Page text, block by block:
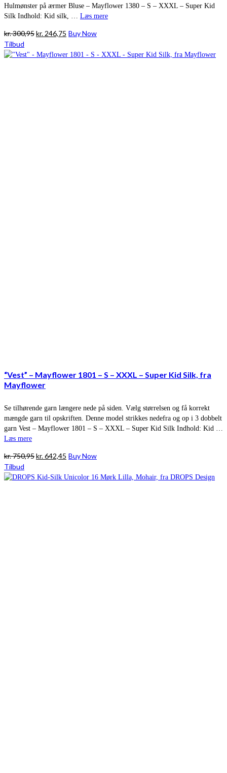
Hulmønster på ærmer Bluse – Mayflower 1380 – S – XXXL – Super Kid
Silk Indhold: Kid silk, … Læs mere
kr.300,95Den
pris
kr. 246,75 Den
pris
Buy Now
Tilbud
“Vest” – Mayflower 1801 – S – XXXL – Super Kid Silk, fra
Mayflower
Se tilhørende garn længere nede på siden. Vælg størrelsen og få korrekt
mængde garn til opskriften. Denne model strikkes nedefra og op i 3 dobbelt
garn Vest – Mayflower 1801 – S – XXXL – Super Kid Silk Indhold: Kid …
Læs mere
kr.750,95Den
pris
kr.642,45 Den
pris
Buy Now
Tilbud